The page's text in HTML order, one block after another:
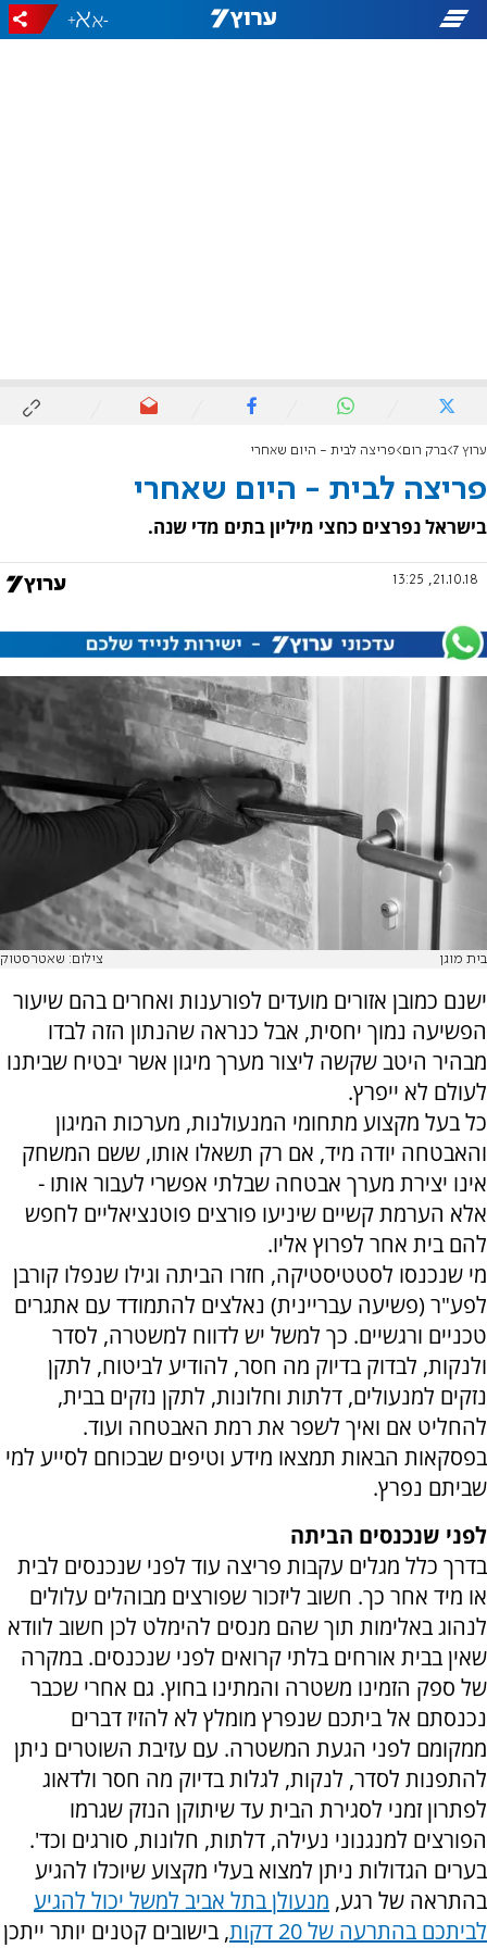
-
+
ערוץ 7 ברק רום פריצה לבית - היום שאחרי
פריצה לבית - היום שאחרי
בישראל נפרצים כחצי מיליון בתים מדי שנה.
21.10.18, 13:25
בית מוגן צילום: שאטרסטוק
ישנם כמובן אזורים מועדים לפורענות ואחרים בהם שיעור
הפשיעה נמוך יחסית, אבל כנראה שהנתון הזה לבדו
מבהיר היטב שקשה ליצור מערך מיגון אשר יבטיח שביתנו
לעולם לא ייפרץ.
כל בעל מקצוע מתחומי המנעולנות, מערכות המיגון
והאבטחה יודה מיד, אם רק תשאלו אותו, ששם המשחק
אינו יצירת מערך אבטחה שבלתי אפשרי לעבור אותו -
אלא הערמת קשיים שיניעו פורצים פוטנציאליים לחפש
להם בית אחר לפרוץ אליו.
מי שנכנסו לסטטיסטיקה, חזרו הביתה וגילו שנפלו קורבן
לפע"ר (פשיעה עבריינית) נאלצים להתמודד עם אתגרים
טכניים ורגשיים. כך למשל יש לדווח למשטרה, לסדר
ולנקות, לבדוק בדיוק מה חסר, להודיע לביטוח, לתקן
נזקים למנעולים, דלתות וחלונות, לתקן נזקים בבית,
להחליט אם ואיך לשפר את רמת האבטחה ועוד.
בפסקאות הבאות תמצאו מידע וטיפים שבכוחם לסייע למי
שביתם נפרץ.
לפני שנכנסים הביתה
בדרך כלל מגלים עקבות פריצה עוד לפני שנכנסים לבית
או מיד אחר כך. חשוב ליזכור שפורצים מבוהלים עלולים
לנהוג באלימות תוך שהם מנסים להימלט לכן חשוב לוודא
שאין בבית אורחים בלתי קרואים לפני שנכנסים. במקרה
של ספק הזמינו משטרה והמתינו בחוץ. גם אחרי שכבר
נכנסתם אל ביתכם שנפרץ מומלץ לא להזיז דברים
ממקומם לפני הגעת המשטרה. עם עזיבת השוטרים ניתן
להתפנות לסדר, לנקות, לגלות בדיוק מה חסר ולדאוג
לפתרון זמני לסגירת הבית עד שיתוקן הנזק שגרמו
הפורצים למנגנוני נעילה, דלתות, חלונות, סורגים וכד'.
בערים הגדולות ניתן למצוא בעלי מקצוע שיוכלו להגיע
בהתראה של רגע, מנעולן בתל אביב למשל יכול להגיע
לביתכם בהתרעה של 20 דקות
, בישובים קטנים יותר ייתכן